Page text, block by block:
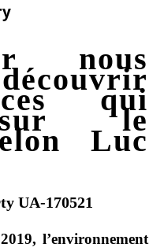
nous
qui
sur le
Luc
UA-170521
l’environnement